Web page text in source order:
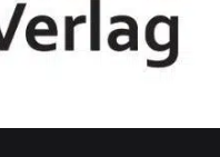
Spedition